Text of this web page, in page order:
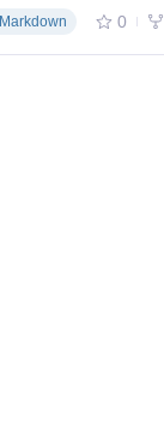
Markdown
0